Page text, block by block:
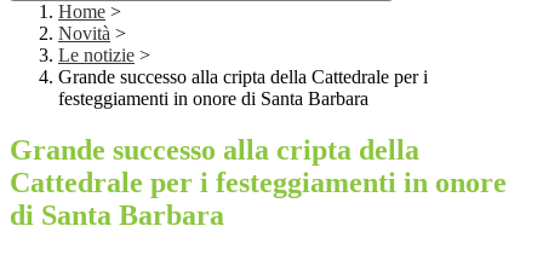
Home >
Novità >
Le notizie >
Grande successo alla cripta della Cattedrale per i
festeggiamenti in onore di Santa Barbara
Grande successo alla cripta della
Cattedrale per i festeggiamenti in onore
di Santa Barbara